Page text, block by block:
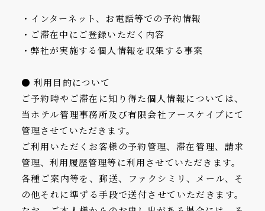
・インターネット、お電話等での予約情報
・ご滞在中にご登録いただく内容
・弊社が実施する個人情報を収集する事案
● 利用目的について
ご予約時やご滞在に知り得た個人情報については、
当ホテル管理事務所及び有限会社アースケイプにて
管理させていただきます。
ご利用いただくお客様の予約管理、滞在管理、請求
管理、利用履歴管理等に利用させていただきます。
各種ご案内等を、郵送、ファクシミリ、メール、そ
の他それに準ずる手段で送付させていただきます。